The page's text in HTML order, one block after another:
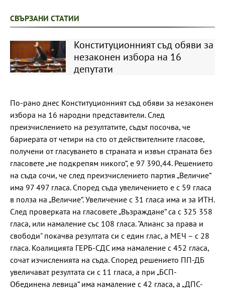
СВЪРЗАНИ СТАТИИ
Конституционният съд обяви за
незаконен избора на 16
депутати
По-рано днес Конституционният съд обяви за незаконен
избора на 16 народни представители. След
преизчислението на резултатите, съдът посочва, че
бариерата от четири на сто от действителните гласове,
получени от гласуването в страната и извън страната без
гласовете „не подкрепям никого“, е 97 390,44. Решението
на съда сочи, че след преизчислението партия „Величие“
има 97 497 гласа. Според съда увеличението е с 59 гласа
в полза на „Величие“. Увеличение с 31 гласа има и за ИТН.
След проверката на гласовете „Възраждане“ са с 325 358
гласа, или намаление със 108 гласа. "Алианс за права и
свободи" покачва резултата си с един глас, а МЕЧ – с 28
гласа. Коалицията ГЕРБ-СДС има намаление с 452 гласа,
сочат изчисленията на съда. Според решението ПП-ДБ
увеличават резултата си с 11 гласа, а при „БСП-
Обединена левица“ има намаление с 42 гласа, а „ДПС-